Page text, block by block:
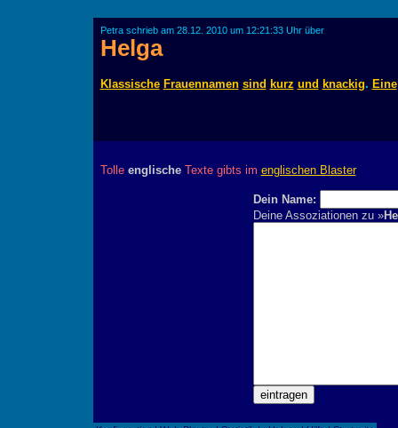
Petra schrieb am 28.12. 2010 um 12:21:33 Uhr über
Helga
Klassische Frauennamen sind kurz und knackig. Eine
Tolle englischeTexte gibts im englischen Blaster
Dein Name:
Deine Assoziationen zu »